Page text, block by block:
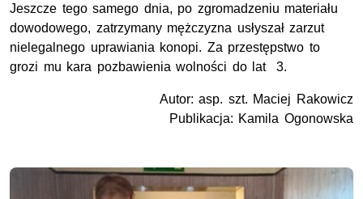
Jeszcze tego samego dnia, po zgromadzeniu materiału
dowodowego, zatrzymany mężczyzna usłyszał zarzut
nielegalnego uprawiania konopi. Za przestępstwo to
grozi mu kara pozbawienia wolności do lat 3.
Autor: asp. szt. Maciej Rakowicz
Publikacja: Kamila Ogonowska